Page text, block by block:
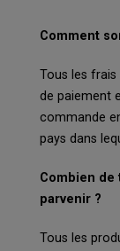
Comment
Tous les
de paiement
commande
pays dans
Combien de
parvenir ?
Tous les